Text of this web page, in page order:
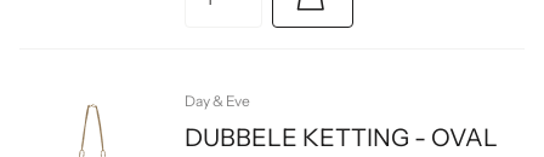
Day & Eve
DUBBELE KETTING - OVAL